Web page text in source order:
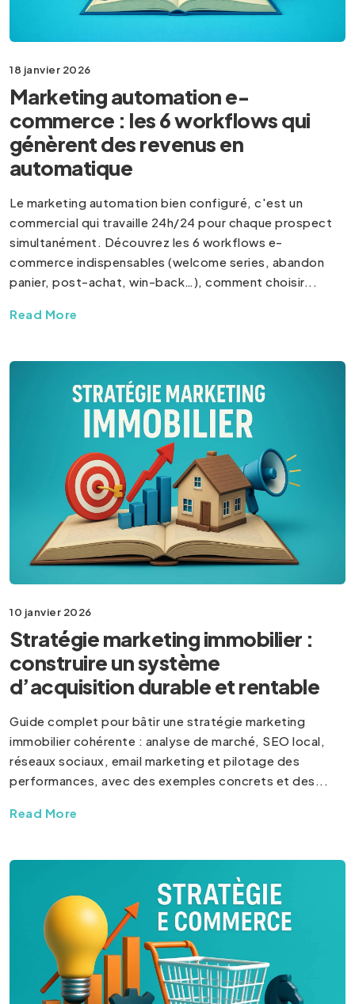
18 janvier 2026
Marketing automation e-
commerce : les 6 workflows qui
génèrent des revenus en
automatique
Le marketing automation bien configuré, c'est un
commercial qui travaille 24h/24 pour chaque prospect
simultanément. Découvrez les 6 workflows e-
commerce indispensables (welcome series, abandon
panier, post-achat, win-back…), comment choisir...
Read More
10 janvier 2026
Stratégie marketing immobilier :
construire un système
d’acquisition durable et rentable
Guide complet pour bâtir une stratégie marketing
immobilier cohérente : analyse de marché, SEO local,
réseaux sociaux, email marketing et pilotage des
performances, avec des exemples concrets et des...
Read More